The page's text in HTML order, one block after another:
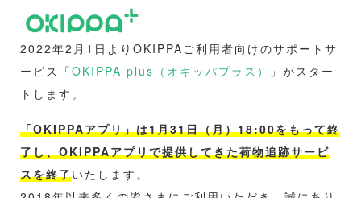
2022年2月1日よりOKIPPAご利用者向けのサポートサ
ービス「OKIPPA plus（オキッパプラス）
」がスター
トします。
「OKIPPAアプリ」は1月31日（月）18:00をもって終
了し、OKIPPAアプリで提供してきた荷物追跡サービ
スを終了いたします。